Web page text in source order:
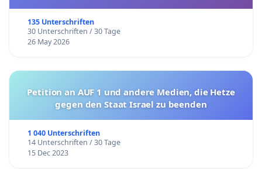
135 Unterschriften
30 Unterschriften / 30 Tage
26 May 2026
Petition an AUF 1 und andere Medien, die Hetze
gegen den Staat Israel zu beenden
1 040 Unterschriften
14 Unterschriften / 30 Tage
15 Dec 2023